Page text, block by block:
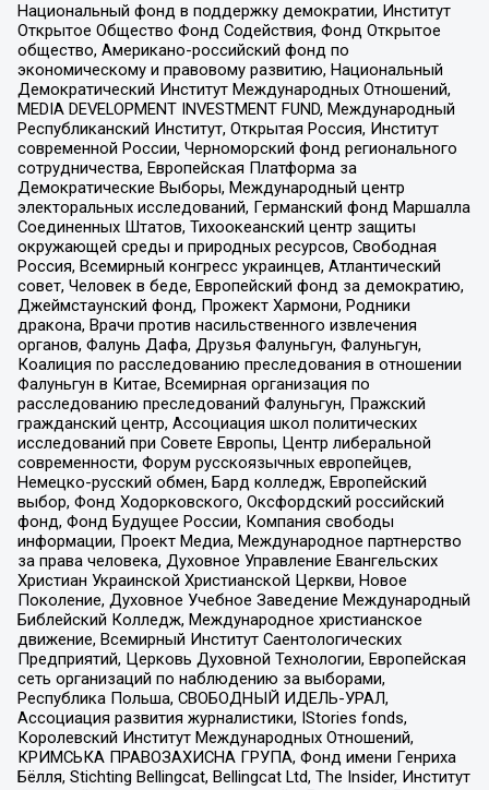
Национальный фонд в поддержку демократии, Институт
Открытое Общество Фонд Содействия, Фонд Открытое
общество, Американо-российский фонд по
экономическому и правовому развитию, Национальный
Демократический Институт Международных Отношений,
MEDIA DEVELOPMENT INVESTMENT FUND, Международный
Республиканский Институт, Открытая Россия, Институт
современной России, Черноморский фонд регионального
сотрудничества, Европейская Платформа за
Демократические Выборы, Международный центр
электоральных исследований, Германский фонд Маршалла
Соединенных Штатов, Тихоокеанский центр защиты
окружающей среды и природных ресурсов, Свободная
Россия, Всемирный конгресс украинцев, Атлантический
совет, Человек в беде, Европейский фонд за демократию,
Джеймстаунский фонд, Прожект Хармони, Родники
дракона, Врачи против насильственного извлечения
органов, Фалунь Дафа, Друзья Фалуньгун, Фалуньгун,
Коалиция по расследованию преследования в отношении
Фалуньгун в Китае, Всемирная организация по
расследованию преследований Фалуньгун, Пражский
гражданский центр, Ассоциация школ политических
исследований при Совете Европы, Центр либеральной
современности, Форум русскоязычных европейцев,
Немецко-русский обмен, Бард колледж, Европейский
выбор, Фонд Ходорковского, Оксфордский российский
фонд, Фонд Будущее России, Компания свободы
информации, Проект Медиа, Международное партнерство
за права человека, Духовное Управление Евангельских
Христиан Украинской Христианской Церкви, Новое
Поколение, Духовное Учебное Заведение Международный
Библейский Колледж, Международное христианское
движение, Всемирный Институт Саентологических
Предприятий, Церковь Духовной Технологии, Европейская
сеть организаций по наблюдению за выборами,
Республика Польша, СВОБОДНЫЙ ИДЕЛЬ-УРАЛ,
Ассоциация развития журналистики, IStories fonds,
Королевский Институт Международных Отношений,
КРИМСЬКА ПРАВОЗАХИСНА ГРУПА, Фонд имени Генриха
Бёлля, Stichting Bellingcat, Bellingcat Ltd, The Insider, Институт